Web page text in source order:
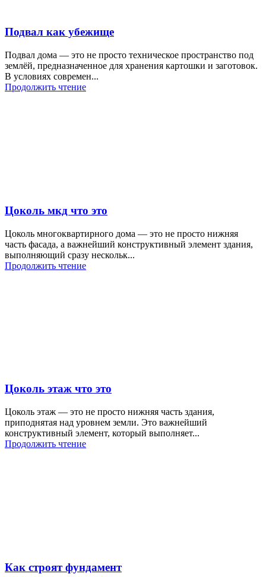
Подвал как убежище
Подвал дома — это не просто техническое пространство под
землёй, предназначенное для хранения картошки и заготовок.
В условиях современ...
Продолжить чтение
Цоколь мкд что это
Цоколь многоквартирного дома — это не просто нижняя
часть фасада, а важнейший конструктивный элемент здания,
выполняющий сразу нескольк...
Продолжить чтение
Цоколь этаж что это
Цоколь этаж — это не просто нижняя часть здания,
приподнятая над уровнем земли. Это важнейший
конструктивный элемент, который выполняет...
Продолжить чтение
Как строят фундамент